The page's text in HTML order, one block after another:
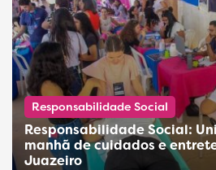
Responsabilidade Social
Responsabilidade Social:
manhã de cuidados e
Juazeiro